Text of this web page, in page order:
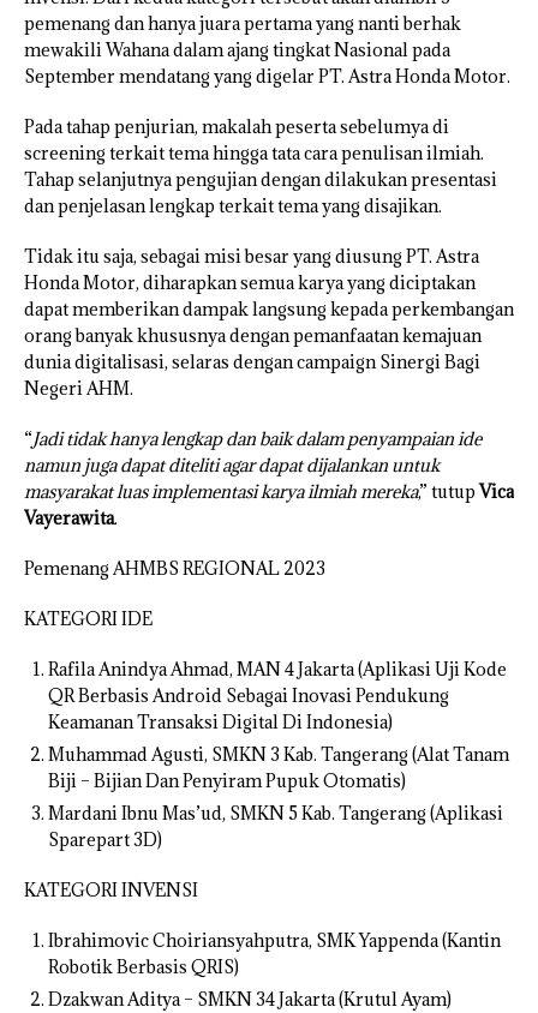
pemenang dan hanya juara pertama yang nanti berhak
mewakili Wahana dalam ajang tingkat Nasional pada
September mendatang yang digelar PT. Astra Honda Motor.
Pada tahap penjurian, makalah peserta sebelumya di
screening terkait tema hingga tata cara penulisan ilmiah.
Tahap selanjutnya pengujian dengan dilakukan presentasi
dan penjelasan lengkap terkait tema yang disajikan.
Tidak itu saja, sebagai misi besar yang diusung PT. Astra
Honda Motor, diharapkan semua karya yang diciptakan
dapat memberikan dampak langsung kepada perkembangan
orang banyak khususnya dengan pemanfaatan kemajuan
dunia digitalisasi, selaras dengan campaign Sinergi Bagi
Negeri AHM.
“Jadi tidak hanya lengkap dan baik dalam penyampaian ide
namun juga dapat diteliti agar dapat dijalankan untuk
masyarakat luas implementasi karya ilmiah mereka,” tutupVica
Vayerawita.
Pemenang AHMBS REGIONAL 2023
KATEGORI IDE
Rafila Anindya Ahmad, MAN 4 Jakarta (Aplikasi Uji Kode
QR Berbasis Android Sebagai Inovasi Pendukung
Keamanan Transaksi Digital Di Indonesia)
Muhammad Agusti, SMKN 3 Kab. Tangerang (Alat Tanam
Biji – Bijian Dan Penyiram Pupuk Otomatis)
Mardani Ibnu Mas’ud, SMKN 5 Kab. Tangerang (Aplikasi
Sparepart 3D)
KATEGORI INVENSI
Ibrahimovic Choiriansyahputra, SMK Yappenda (Kantin
Robotik Berbasis QRIS)
Dzakwan Aditya – SMKN 34 Jakarta (Krutul Ayam)